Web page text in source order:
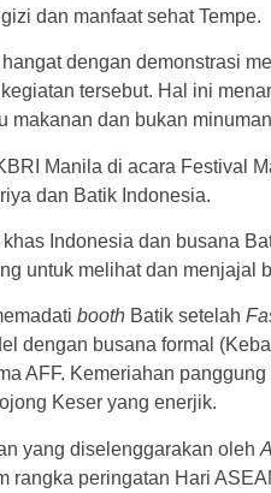
dan manfaat sehat Tempe.
dengan demonstrasi
tersebut. Hal ini
makanan dan bukan
Manila di acara Festival
dan Batik Indonesia.
Indonesia dan busana
untuk melihat dan menjajal
booth Batik setelah
dengan busana formal
AFF. Kemeriahan
Keser yang enerjik.
yang diselenggarakan oleh
rangka peringatan Hari